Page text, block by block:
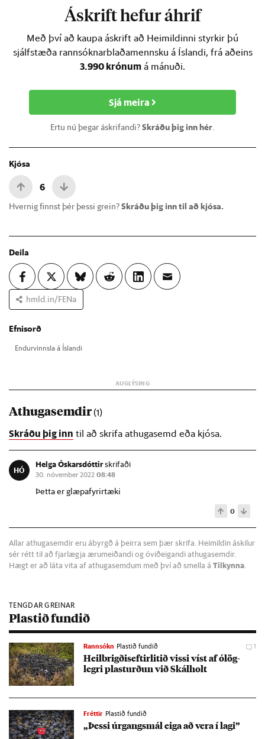
Áskrift hefur áhrif
Með því að kaupa áskrift að Heimildinni styrkir þú
sjálfstæða rannsóknarblaðamennsku á Íslandi, frá aðeins
3.990 krónum á mánuði.
Sjá meira
Ertu nú þegar áskrifandi?Skráðu þig inn hér.
Kjósa
6
Hvernig finnst þér þessi grein?Skráðu þig inn til að kjósa.
Deila
hmld.in/FENa
Efnisorð
End­ur­vinnsla á Ís­landi
Athugasemdir(1)
Skráðu þig inn til að skrifa athugasemd eða kjósa.
HÓ
Helga Óskarsdóttirskrifaði
30. nóvember 2022 08:48
Þetta er glæpafyrirtæki
0
Allar athugasemdir eru ábyrgð á þeirra sem þær skrifa. Heimildin áskilur
sér rétt til að fjarlægja ærumeiðandi og óviðeigandi athugasemdir.
Hægt er að láta vita af athugasemdum með því að smella á Tilkynna
TENGDAR GREINAR
Plastið fundið
Rannsókn Plastið fundið 1
Heil­brigðis­eft­ir­lit­ið vissi víst af ólög­
legri plast­urð­un við Skál­holt
Fréttir Plastið fundið
„Þessi úr­gangs­mál eiga að vera í lagi”